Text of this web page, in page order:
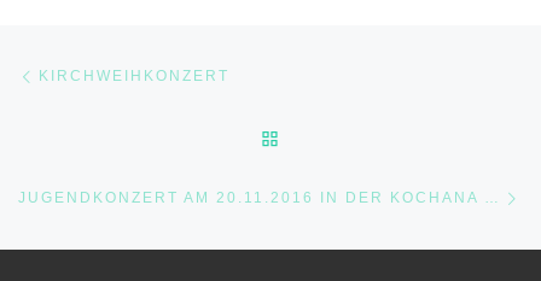
Beitragsnavigation
KIRCHWEIHKONZERT